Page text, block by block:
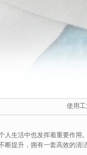
使用
人生活中也发挥着重要作
提升，拥有一套高效的清